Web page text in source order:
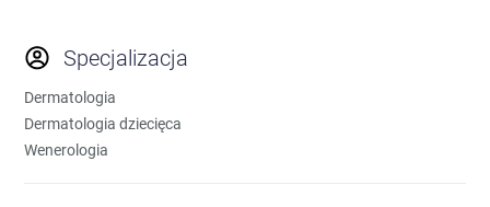
Specjalizacja
Dermatologia
Dermatologia dziecięca
Wenerologia